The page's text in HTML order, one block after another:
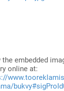
the embedded
online at: